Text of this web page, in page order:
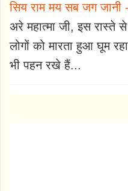
सिय राम मय सब जग जानी
अरे महात्मा जी, इस
लोगों को मारता हुआ घूम
भी पहन रखे हैं...